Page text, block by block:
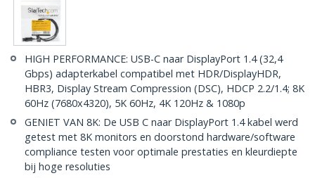
HIGH PERFORMANCE: USB-C naar DisplayPort 1.4 (32,4
Gbps) adapterkabel compatibel met HDR/DisplayHDR,
HBR3, Display Stream Compression (DSC), HDCP 2.2/1.4; 8K
60Hz (7680x4320), 5K 60Hz, 4K 120Hz & 1080p
GENIET VAN 8K: De USB C naar DisplayPort 1.4 kabel werd
getest met 8K monitors en doorstond hardware/software
compliance testen voor optimale prestaties en kleurdiepte
bij hoge resoluties